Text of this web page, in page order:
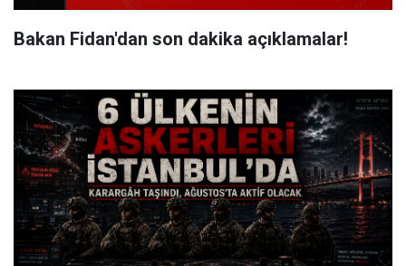
Bakan Fidan'dan son dakika açıklamalar!